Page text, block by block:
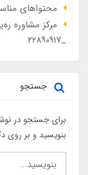
محتواهای
_۲۲۸۹۰۹۱۷
جستجو
برای جستجو در
بنویسید و بر روی